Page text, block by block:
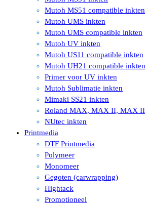
Mutoh MS51 compatible inkten
Mutoh UMS inkten
Mutoh UMS compatible inkten
Mutoh UV inkten
Mutoh US11 compatible inkten
Mutoh UH21 compatible inkten
Primer voor UV inkten
Mutoh Sublimatie inkten
Mimaki SS21 inkten
Roland MAX, MAX II, MAX
NUtec inkten
Printmedia
DTF Printmedia
Polymeer
Monomeer
Gegoten (carwrapping)
Hightack
Promotioneel